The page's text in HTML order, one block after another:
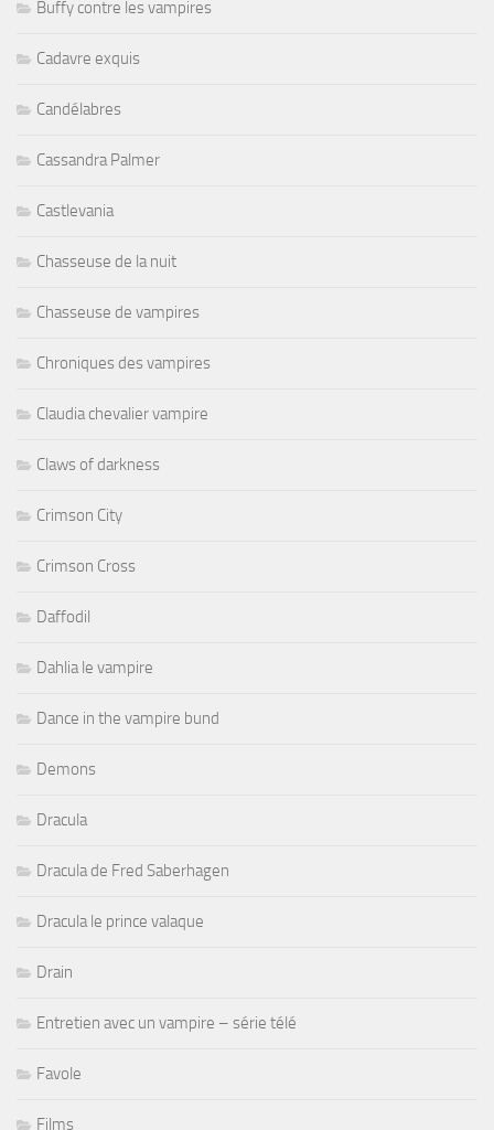
Buffy contre les vampires
Cadavre exquis
Candélabres
Cassandra Palmer
Castlevania
Chasseuse de la nuit
Chasseuse de vampires
Chroniques des vampires
Claudia chevalier vampire
Claws of darkness
Crimson City
Crimson Cross
Daffodil
Dahlia le vampire
Dance in the vampire bund
Demons
Dracula
Dracula de Fred Saberhagen
Dracula le prince valaque
Drain
Entretien avec un vampire – série télé
Favole
Films